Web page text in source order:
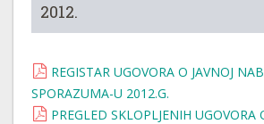
2012.
REGISTAR UGOVORA O JAVNOJ
SPORAZUMA-U 2012.G.
PREGLED SKLOPLJENIH UGOVORA